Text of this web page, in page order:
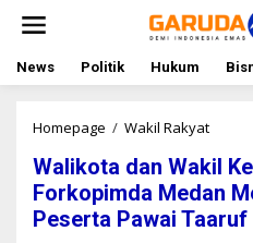
t
News Politik Hukum
Homepage / Wakil Rakyat
l
i
k
o
Walikota dan Wakil
Forkopimda Medan
Peserta Pawai Taaruf